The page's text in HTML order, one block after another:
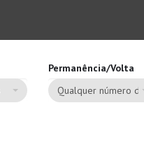
Permanência/Volta
Qualquer número de